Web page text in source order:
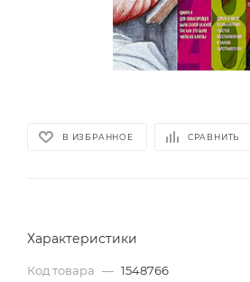
В ИЗБРАННОЕ СРАВНИТЬ
Характеристики
Код товара — 1548766